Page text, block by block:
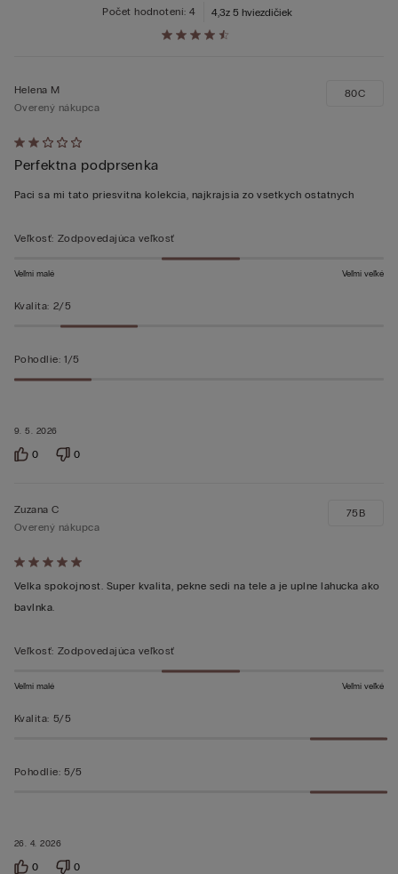
4,3z 5 hviezdičiek
Počet hodnotení: 4
Hodnotenie:
2
z 5
9. 5. 2026
Helena M
Overený nákupca
Perfektna podprsenka
Paci sa mi tato priesvitna kolekcia, najkrajsia zo vsetkych ostatnych
80C
Veľkosť: Zodpovedajúca veľkosť
Veľmi malé Veľmi veľké
Kvalita: 2/5
Pohodlie: 1/5
0 0
Hodnotenie:
5
z 5
26. 4. 2026
Zuzana C
Overený nákupca
Velka spokojnost. Super kvalita, pekne sedi na tele a je uplne lahucka ako
bavlnka.
75B
Veľkosť: Zodpovedajúca veľkosť
Veľmi malé Veľmi veľké
Kvalita: 5/5
Pohodlie: 5/5
0 0